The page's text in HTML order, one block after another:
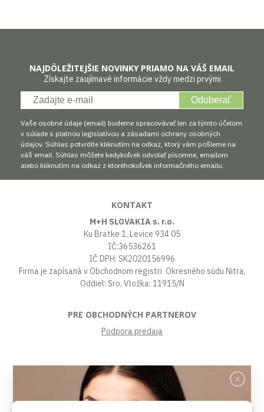
NAJDÔLEŽITEJŠIE NOVINKY PRIAMO NA VÁŠ EMAIL
Získajte zaujímavé informácie vždy medzi prvými
Odoberať
Vaše osobné údaje (email) budeme spracovávať len za týmto účelom
v súlade s platnou legislatívou a zásadami ochrany osobných
údajov. Súhlas potvrdíte kliknutím na odkaz, ktorý vám pošleme na
váš email. Súhlas môžete kedykoľvek odvolať písomne, emailom
alebo kliknutím na odkaz z ktoréhokoľvek informačného emailu.
KONTAKT
M+H SLOVAKIA s. r.o.
Ku Bratke 1, Levice 934 05
IČ:36536261
IČ DPH: SK2020156996
Firma je zapísaná v Obchodnom registri Okresného súdu Nitra,
Oddiel: Sro, Vložka: 11915/N
PRE OBCHODNÝCH PARTNEROV
Podpora predaja
VŠETKO O NÁKUPE
Obchodné podmienky
Platby a poštovné